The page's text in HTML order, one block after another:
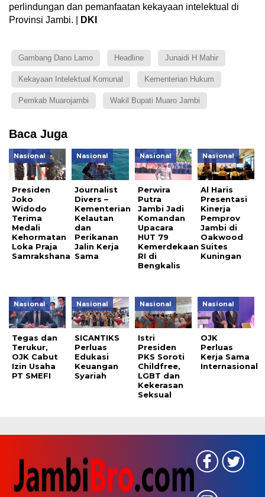
perlindungan dan pemanfaatan kekayaan intelektual di
Provinsi Jambi. |
DKI
Gambang Dano Lamo Headline Junaidi H Mahir
Kekayaan Intelektual Komunal Kementerian Hukum
Pemkab Muarojambi Wakil Bupati Muaro Jambi
Baca Juga
Nasional
Presiden
Joko
Widodo
Terima
Medali
Kehormatan
Loka Praja
Samrakshana
Nasional
Journalist
Divers –
Kementerian
Kelautan
dan
Perikanan
Jalin Kerja
Sama
Nasional
Perwira
Putra
Jambi Jadi
Komandan
Upacara
HUT 79
Kemerdekaan
RI di
Bengkalis
Nasional
Al Haris
Presentasi
Kinerja
Pemprov
Jambi di
Oakwood
Suites
Kuningan
Nasional
Tegas dan
Terukur,
OJK Cabut
Izin Usaha
PT SMEFI
Nasional
SICANTIKS
Perluas
Edukasi
Keuangan
Syariah
Nasional
Istri
Presiden
PKS Soroti
Childfree,
LGBT dan
Kekerasan
Seksual
Nasional
OJK
Perluas
Kerja Sama
Internasional